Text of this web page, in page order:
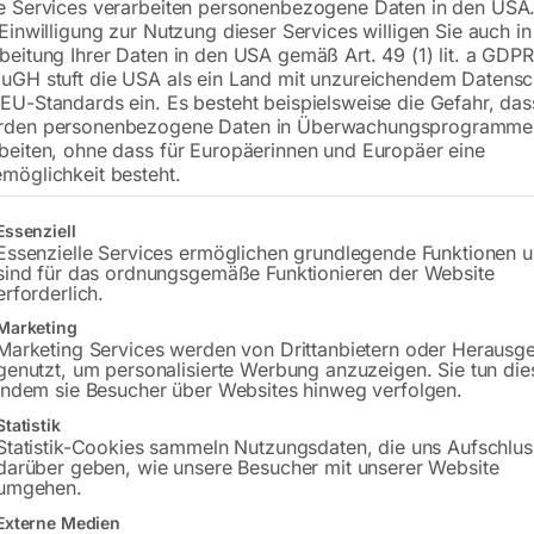
inkl. MwSt. zzgl.Versandkosten
Lieferzeit:ca. 2 - 3 Tage
Versandkosten Standard (Österreich):€
Bitte beachten Sie: Die Versandkosten
In den
Sie haben
Gerne
Anfrageformular
Services verarbeiten personenbezogene Daten in den
zur Nutzung dieser Services willigen Sie auch
Ihrer Daten in den USA gemäß Art. 49 (1) lit. a
stuft die USA als ein Land mit unzureichendem
Standards ein. Es besteht beispielsweise die Gefahr,
personenbezogene Daten in
ohne dass für Europäerinnen und Europäer eine
besteht.
eine Liste der Service-Gruppen, für die eine Einwilligung erteilt
Services ermöglichen grundlegende Funktionen
für das ordnungsgemäße Funktionieren der Website
Services werden von Drittanbietern oder
um personalisierte Werbung anzuzeigen. Sie tun
sie Besucher über Websites hinweg verfolgen.
Cookies sammeln Nutzungsdaten, die uns
geben, wie unsere Besucher mit unserer Website
Medien